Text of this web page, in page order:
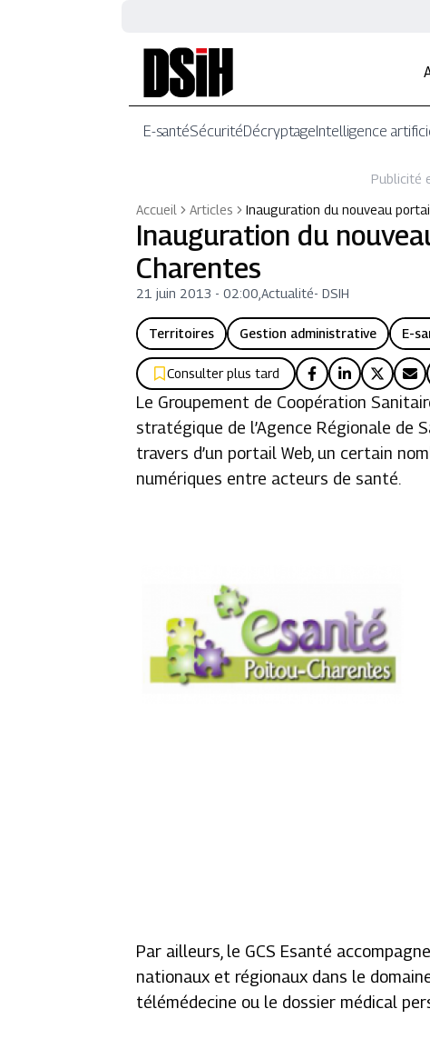
E-santéSécuritéDécryptageIntelligence
Publicité
Accueil
Articles Inauguration du nouveau
Inauguration du
Charentes
21 juin 2013 - 02:00 ,Actualité-DSIH
Territoires Gestion administrative E-
Consulter plus tard
Le Groupement de Coopération
stratégique de l’Agence Régionale de
travers d’un portail Web, un certain
numériques entre acteurs de santé.
Par ailleurs, le GCS Esanté
nationaux et régionaux dans le
télémédecine ou le dossier médical